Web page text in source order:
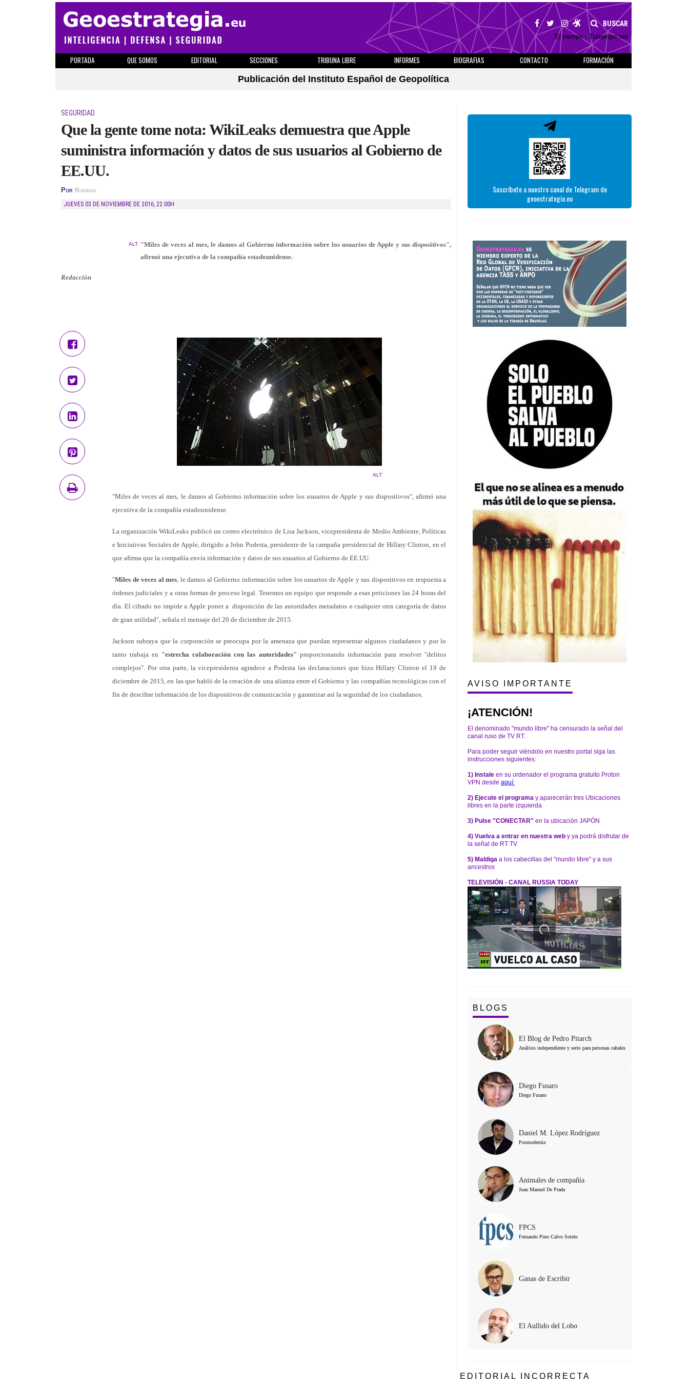
BUSCAR
El tiempo - Tutiempo.net
PORTADA QUE SOMOS EDITORIAL SECCIONES TRIBUNA LIBRE INFORMES BIOGRAFIAS CONTACTO
FORMACIÓN
Publicación del Instituto Español de Geopolítica
SEGURIDAD
Que la gente tome nota: WikiLeaks demuestra que Apple
suministra información y datos de sus usuarios al Gobierno de
EE.UU.
Por Rodrigo
JUEVES 03 DE NOVIEMBRE DE 2016, 22:00H
ALT "Miles de veces al mes, le damos al Gobierno información sobre los usuarios de Apple y sus dispositivos",
afirmó una ejecutiva de la compañía estadounidense.
Redacción
ALT
"Miles de veces al mes, le damos al Gobierno información sobre los usuarios de Apple y sus dispositivos", afirmó una
ejecutiva de la compañía estadounidense.
La organización WikiLeaks publicó un correo electrónico de Lisa Jackson, vicepresidenta de Medio Ambiente, Políticas
e Iniciativas Sociales de Apple, dirigido a John Podesta, presidente de la campaña presidencial de Hillary Clinton, en el
que afirma que la compañía envía información y datos de sus usuarios al Gobierno de EE.UU.
"Miles de veces al mes, le damos al Gobierno información sobre los usuarios de Apple y sus dispositivos en respuesta a
órdenes judiciales y a otras formas de proceso legal. Tenemos un equipo que responde a esas peticiones las 24 horas del
día. El cifrado no impide a Apple poner a disposición de las autoridades metadatos o cualquier otra categoría de datos
de gran utilidad", señala el mensaje del 20 de diciembre de 2015.
Jackson subraya que la corporación se preocupa por la amenaza que puedan representar algunos ciudadanos y por lo
tanto trabaja en "estrecha colaboración con las autoridades" proporcionando información para resolver "delitos
complejos". Por otra parte, la vicepresidenta agradece a Podesta las declaraciones que hizo Hillary Clinton el 19 de
diciembre de 2015, en las que habló de la creación de una alianza entre el Gobierno y las compañías tecnológicas con el
fin de descifrar información de los dispositivos de comunicación y garantizar así la seguridad de los ciudadanos.
Suscríbete a nuestro canal de Telegram de
geoestrategia.eu
AVISO IMPORTANTE
¡ATENCIÓN!
El denominado "mundo libre" ha censurado la señal del
canal ruso de TV RT.
Para poder seguir viéndolo en nuestro portal siga las
instrucciones siguientes:
1) Instale en su ordenador el programa gratuito Proton
VPN desde aquí:
2) Ejecute el programa y aparecerán tres Ubicaciones
libres en la parte izquierda
3) Pulse "CONECTAR" en la ubicación JAPÓN
4) Vuelva a entrar en nuestra web y ya podrá disfrutar de
la señal de RT TV
5) Maldiga a los cabecillas del "mundo libre" y a sus
ancestros
TELEVISIÓN - CANAL RUSSIA TODAY
BLOGS
El Blog de Pedro Pitarch
Análisis independiente y serio para personas cabales
Diego Fusaro
Diego Fusaro
Daniel M. López Rodríguez
Posmodernia
Animales de compañía
Juan Manuel De Prada
FPCS
Fernando Pino Calvo Sotelo
Ganas de Escribir
El Aullido del Lobo
EDITORIAL INCORRECTA